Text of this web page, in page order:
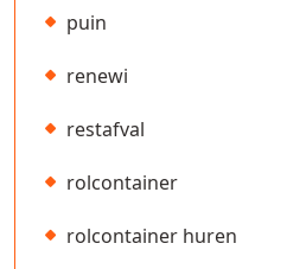
puin
renewi
restafval
rolcontainer
rolcontainer huren